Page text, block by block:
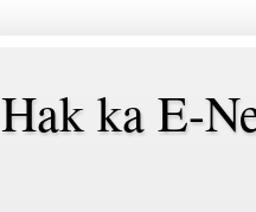
Hak ka E-